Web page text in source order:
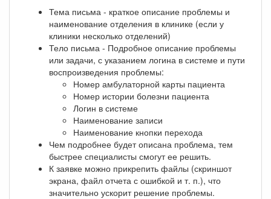
Тема письма - краткое описание проблемы и
наименование отделения в клинике (если у
клиники несколько отделений)
Тело письма - Подробное описание проблемы
или задачи, с указанием логина в системе и пути
воспроизведения проблемы:
Номер амбулаторной карты пациента
Номер истории болезни пациента
Логин в системе
Наименование записи
Наименование кнопки перехода
Чем подробнее будет описана проблема, тем
быстрее специалисты смогут ее решить.
К заявке можно прикрепить файлы (скриншот
экрана, файл отчета с ошибкой и т. п.), что
значительно ускорит решение проблемы.